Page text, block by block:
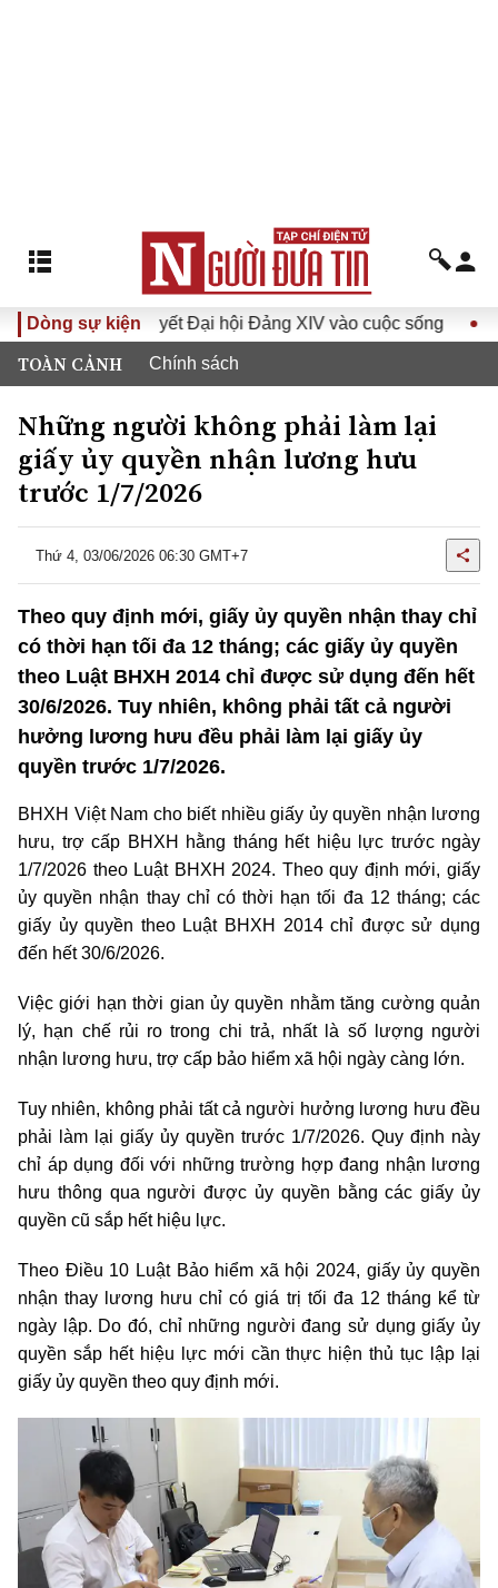
Dòng sự kiện
Đưa Nghị quyết Đại hội Đảng XIV vào cuộc sống Hướng
TOÀN CẢNH Chính sách
Những người không phải làm lại
giấy ủy quyền nhận lương hưu
trước 1/7/2026
Thứ 4, 03/06/2026 06:30 GMT+7
Theo quy định mới, giấy ủy quyền nhận thay chỉ
có thời hạn tối đa 12 tháng; các giấy ủy quyền
theo Luật BHXH 2014 chỉ được sử dụng đến hết
30/6/2026. Tuy nhiên, không phải tất cả người
hưởng lương hưu đều phải làm lại giấy ủy
quyền trước 1/7/2026.
BHXH Việt Nam cho biết nhiều giấy ủy quyền nhận lương
hưu, trợ cấp BHXH hằng tháng hết hiệu lực trước ngày
1/7/2026 theo Luật BHXH 2024. Theo quy định mới, giấy
ủy quyền nhận thay chỉ có thời hạn tối đa 12 tháng; các
giấy ủy quyền theo Luật BHXH 2014 chỉ được sử dụng
đến hết 30/6/2026.
Việc giới hạn thời gian ủy quyền nhằm tăng cường quản
lý, hạn chế rủi ro trong chi trả, nhất là số lượng người
nhận lương hưu, trợ cấp bảo hiểm xã hội ngày càng lớn.
Tuy nhiên, không phải tất cả người hưởng lương hưu đều
phải làm lại giấy ủy quyền trước 1/7/2026. Quy định này
chỉ áp dụng đối với những trường hợp đang nhận lương
hưu thông qua người được ủy quyền bằng các giấy ủy
quyền cũ sắp hết hiệu lực.
Theo Điều 10 Luật Bảo hiểm xã hội 2024, giấy ủy quyền
nhận thay lương hưu chỉ có giá trị tối đa 12 tháng kể từ
ngày lập. Do đó, chỉ những người đang sử dụng giấy ủy
quyền sắp hết hiệu lực mới cần thực hiện thủ tục lập lại
giấy ủy quyền theo quy định mới.